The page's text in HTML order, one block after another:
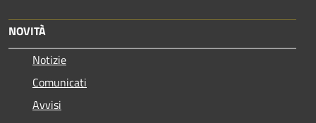
NOVITÀ
Notizie
Comunicati
Avvisi